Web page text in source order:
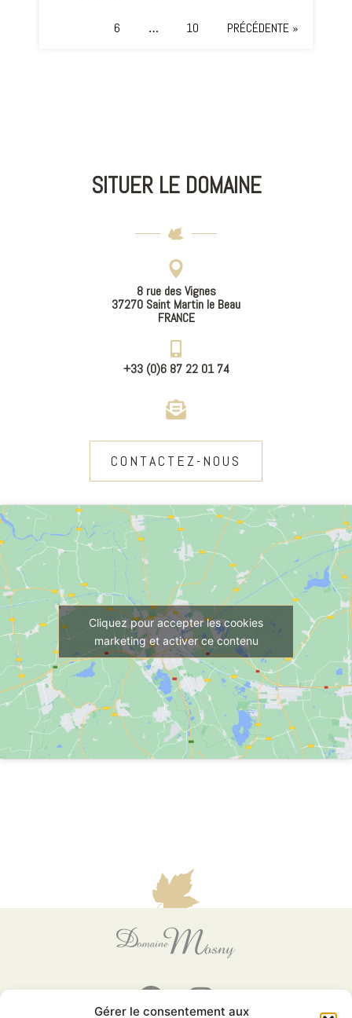
Gérer le consentement aux
6 … 10 PRÉCÉDENTE »
SITUER LE DOMAINE
8 rue des Vignes
37270 Saint Martin le Beau
FRANCE
+33 (0)6 87 22 01 74
CONTACTEZ-NOUS
Cliquez pour accepter les cookies
marketing et activer ce contenu